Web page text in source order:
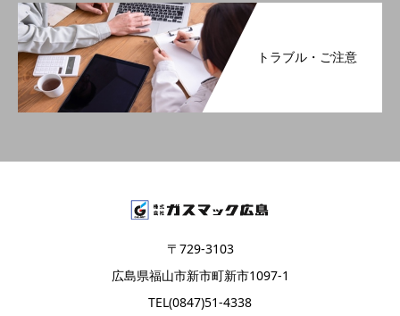
トラブル・ご注意
〒729-3103
広島県福山市新市町新市1097-1
TEL(0847)51-4338